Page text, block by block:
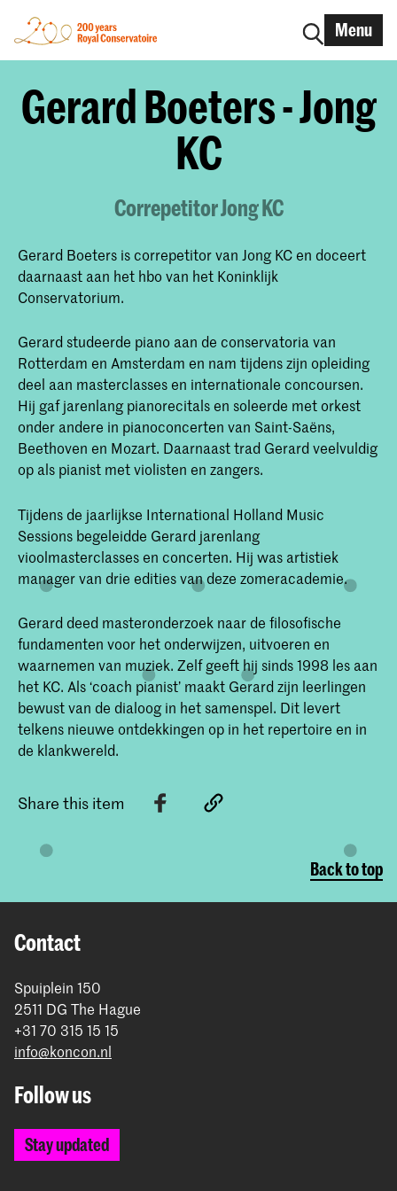
Menu
Gerard Boeters - Jong
KC
Correpetitor Jong KC
Gerard Boeters is correpetitor van Jong KC en doceert
daarnaast aan het hbo van het Koninklijk
Conservatorium.
Gerard studeerde piano aan de conservatoria van
Rotterdam en Amsterdam en nam tijdens zijn opleiding
deel aan masterclasses en internationale concoursen.
Hij gaf jarenlang pianorecitals en soleerde met orkest
onder andere in pianoconcerten van Saint-Saëns,
Beethoven en Mozart. Daarnaast trad Gerard veelvuldig
op als pianist met violisten en zangers.
Tijdens de jaarlijkse International Holland Music
Sessions begeleidde Gerard jarenlang
vioolmasterclasses en concerten. Hij was artistiek
manager van drie edities van deze zomeracademie.
Gerard deed masteronderzoek naar de filosofische
fundamenten voor het onderwijzen, uitvoeren en
waarnemen van muziek. Zelf geeft hij sinds 1998 les aan
het KC. Als ‘coach pianist’ maakt Gerard zijn leerlingen
bewust van de dialoog in het samenspel. Dit levert
telkens nieuwe ontdekkingen op in het repertoire en in
de klankwereld.
Share this item
Back to top
Contact
Spuiplein 150
2511 DG The Hague
+31 70 315 15 15
info@koncon.nl
Follow us
Stay updated